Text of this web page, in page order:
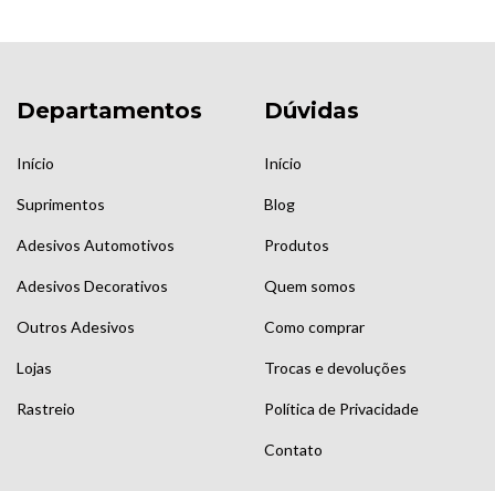
Departamentos
Início
Suprimentos
Adesivos Automotivos
Adesivos Decorativos
Outros Adesivos
Lojas
Rastreio
Dúvidas
Início
Blog
Produtos
Quem somos
Como comprar
Trocas e devoluções
Política de Privacidade
Contato